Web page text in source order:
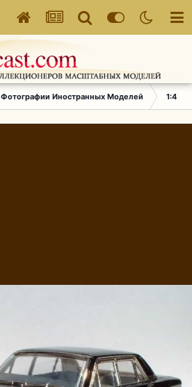
Фотографии Иностранных Моделей 1:43